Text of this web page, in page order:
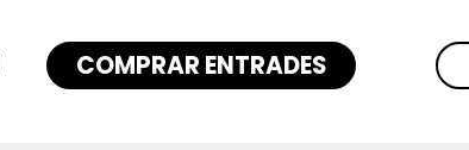
COMPRAR ENTRADES